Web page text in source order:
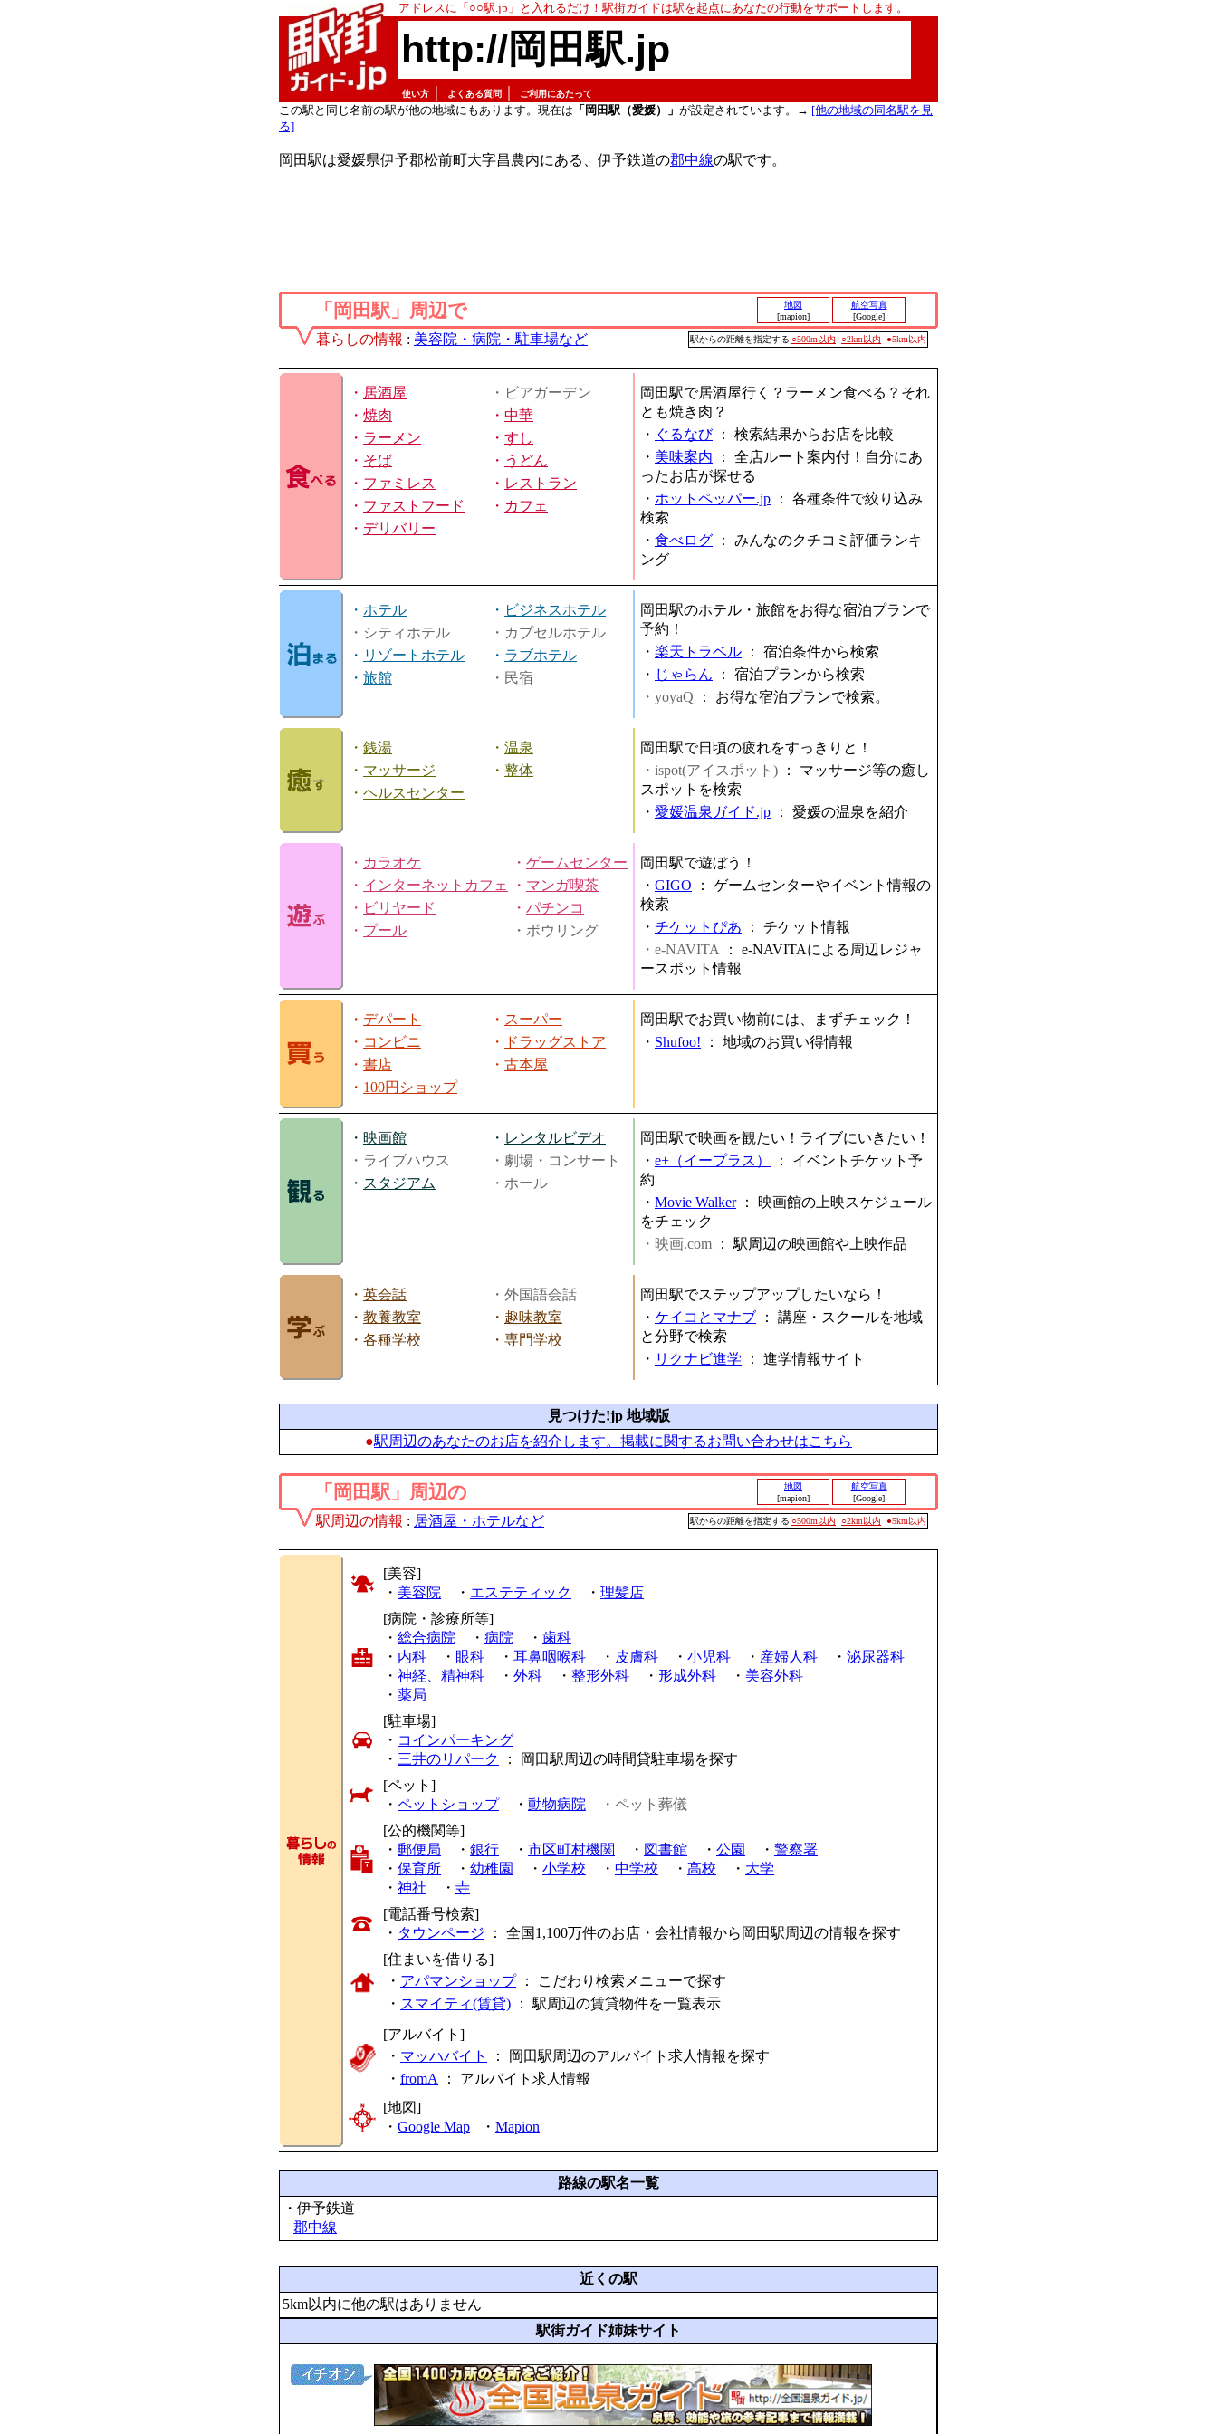
アドレスに「○○駅.jp」と入れるだけ！駅街ガイドは駅を起点にあなたの行動をサポートします。
http://岡田駅.jp
使い方 よくある質問 ご利用にあたって
この駅と同じ名前の駅が他の地域にもあります。現在は 「岡田駅（愛媛）」 が設定されています。→ [他の地域の同名駅を見
る]
岡田駅は愛媛県伊予郡松前町大字昌農内にある、伊予鉄道の郡中線の駅です。
「岡田駅」周辺で
地図
[mapion]
航空写真
[Google]
暮らしの情報 : 美容院・病院・駐車場など 駅からの距離を指定する ○500m以内 ○2km以内 ●5km以内
・ 居酒屋
・ビアガーデン
・ 焼肉 ・ 中華
・ ラーメン ・ すし
・ そば ・ うどん
・ ファミレス ・ レストラン
・ ファストフード ・ カフェ
・ デリバリー
岡田駅で居酒屋行く？ラーメン食べる？それ
とも焼き肉？
・ ぐるなび： 検索結果からお店を比較
・ 美味案内 ： 全店ルート案内付！自分にあ
ったお店が探せる
・ ホットペッパー.jp ： 各種条件で絞り込み
検索
・ 食べログ ： みんなのクチコミ評価ランキ
ング
・ ホテル ・ ビジネスホテル
・シティホテル
・カプセルホテル
・ リゾートホテル ・ ラブホテル
・ 旅館 ・民宿
岡田駅のホテル・旅館をお得な宿泊プランで
予約！
・ 楽天トラベル ： 宿泊条件から検索
・ じゃらん ： 宿泊プランから検索
・yoyaQ ： お得な宿泊プランで検索。
・ 銭湯 ・ 温泉
・ マッサージ ・ 整体
・ ヘルスセンター
岡田駅で日頃の疲れをすっきりと！
・ispot(アイスポット) ： マッサージ等の癒し
スポットを検索
・ 愛媛温泉ガイド.jp ： 愛媛の温泉を紹介
・ カラオケ ・ ゲームセンター
・ インターネットカフェ ・ マンガ喫茶
・ ビリヤード ・ パチンコ
・ プール ・ボウリング
岡田駅で遊ぼう！
・ GIGO ： ゲームセンターやイベント情報の
検索
・ チケットぴあ ： チケット情報
・e-NAVITA
： e-NAVITAによる周辺レジャ
ースポット情報
・ デパート ・ スーパー
・ コンビニ ・
ドラッグストア
・ 書店 ・ 古本屋
・ 100円ショップ
岡田駅でお買い物前には、まずチェック！
・ Shufoo! ： 地域のお買い得情報
・ 映画館 ・ レンタルビデオ
・ライブハウス
・劇場・コンサート
・ スタジアム ・ホール
岡田駅で映画を観たい！ライブにいきたい！
・ e+（イープラス） ： イベントチケット予
約
・ Movie Walker： 映画館の上映スケジュール
をチェック
・映画.com ： 駅周辺の映画館や上映作品
・ 英会話
・外国語会話
・ 教養教室 ・ 趣味教室
・ 各種学校 ・ 専門学校
岡田駅でステップアップしたいなら！
・ ケイコとマナブ ： 講座・スクールを地域
と分野で検索
・ リクナビ進学 ： 進学情報サイト
見つけた!jp 地域版
●駅周辺のあなたのお店を紹介します。掲載に関するお問い合わせはこちら
「岡田駅」周辺の
地図
[mapion]
航空写真
[Google]
駅周辺の情報 : 居酒屋・ホテルなど 駅からの距離を指定する ○500m以内 ○2km以内 ●5km以内
[美容]
・ 美容院 ・ エステティック ・ 理髪店
[病院・診療所等]
・ 総合病院 ・ 病院 ・ 歯科
・ 内科 ・ 眼科 ・ 耳鼻咽喉科 ・ 皮膚科 ・ 小児科 ・ 産婦人科 ・ 泌尿器科
・ 神経、精神科 ・ 外科 ・ 整形外科 ・ 形成外科 ・ 美容外科
・ 薬局
[駐車場]
・ コインパーキング
・ 三井のリパーク
： 岡田駅周辺の時間貸駐車場を探す
[ペット]
・ ペットショップ・ 動物病院
・ペット葬儀
[公的機関等]
・ 郵便局 ・ 銀行 ・ 市区町村機関 ・ 図書館 ・ 公園 ・ 警察署
・ 保育所 ・ 幼稚園 ・ 小学校 ・ 中学校 ・ 高校 ・ 大学
・ 神社 ・ 寺
[電話番号検索]
・ タウンページ ： 全国1,100万件のお店・会社情報から岡田駅周辺の情報を探す
[住まいを借りる]
・ アパマンショップ： こだわり検索メニューで探す
・ スマイティ(賃貸) ： 駅周辺の賃貸物件を一覧表示
[アルバイト]
・ マッハバイト
： 岡田駅周辺のアルバイト求人情報を探す
・ fromA ： アルバイト求人情報
[地図]
・ Google Map ・ Mapion
路線の駅名一覧
・伊予鉄道
郡中線
近くの駅
5km以内に他の駅はありません
駅街ガイド姉妹サイト